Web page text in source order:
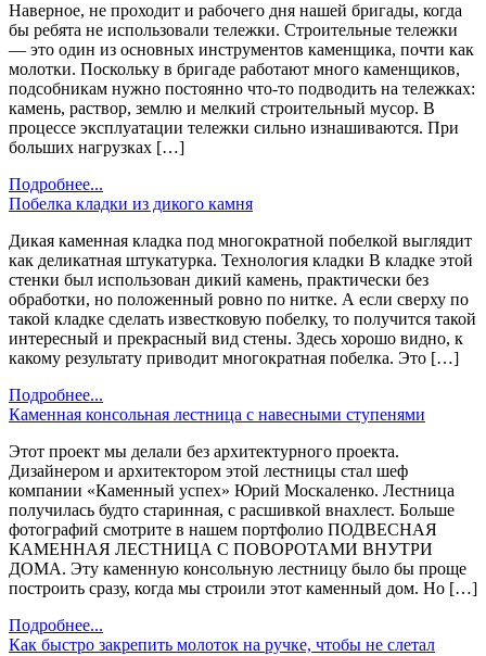
Наверное, не проходит и рабочего дня нашей бригады, когда
бы ребята не использовали тележки. Строительные тележки
— это один из основных инструментов каменщика, почти как
молотки. Поскольку в бригаде работают много каменщиков,
подсобникам нужно постоянно что-то подводить на тележках:
камень, раствор, землю и мелкий строительный мусор. В
процессе эксплуатации тележки сильно изнашиваются. При
больших нагрузках […]
Подробнее...
Побелка кладки из дикого камня
Дикая каменная кладка под многократной побелкой выглядит
как деликатная штукатурка. Технология кладки В кладке этой
стенки был использован дикий камень, практически без
обработки, но положенный ровно по нитке. А если сверху по
такой кладке сделать известковую побелку, то получится такой
интересный и прекрасный вид стены. Здесь хорошо видно, к
какому результату приводит многократная побелка. Это […]
Подробнее...
Каменная консольная лестница с навесными ступенями
Этот проект мы делали без архитектурного проекта.
Дизайнером и архитектором этой лестницы стал шеф
компании «Каменный успех» Юрий Москаленко. Лестница
получилась будто старинная, с расшивкой внахлест. Больше
фотографий смотрите в нашем портфолио ПОДВЕСНАЯ
КАМЕННАЯ ЛЕСТНИЦА С ПОВОРОТАМИ ВНУТРИ
ДОМА. Эту каменную консольную лестницу было бы проще
построить сразу, когда мы строили этот каменный дом. Но […]
Подробнее...
Как быстро закрепить молоток на ручке, чтобы не слетал